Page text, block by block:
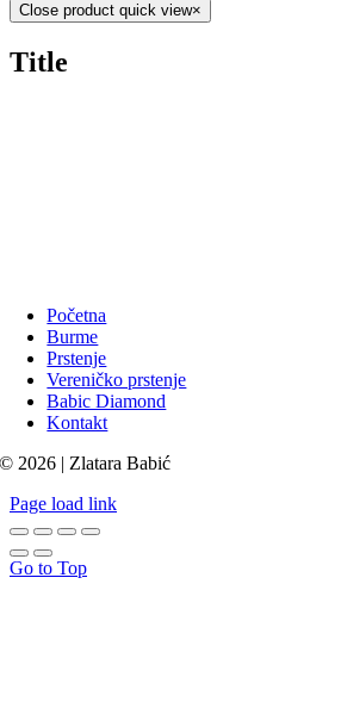
Close product quick view×
Title
Početna
Burme
Prstenje
Vereničko prstenje
Babic Diamond
Kontakt
© 2026 | Zlatara Babić
Page load link
Go to Top